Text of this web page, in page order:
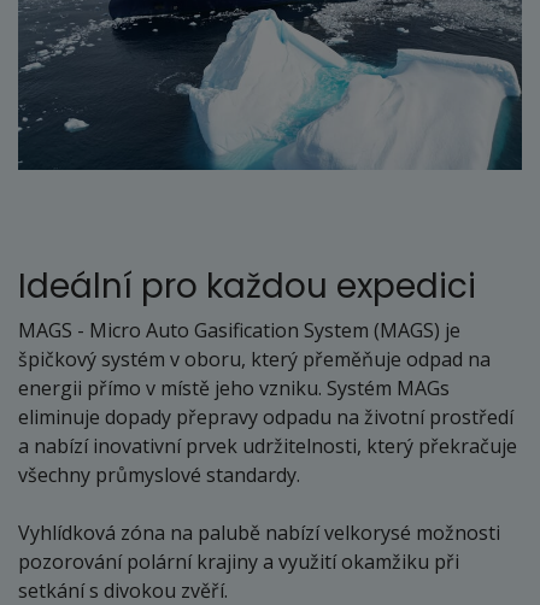
Ideální pro každou expedici
MAGS - Micro Auto Gasification System (MAGS) je
špičkový systém v oboru, který přeměňuje odpad na
energii přímo v místě jeho vzniku. Systém MAGs
eliminuje dopady přepravy odpadu na životní prostředí
a nabízí inovativní prvek udržitelnosti, který překračuje
všechny průmyslové standardy.
Vyhlídková zóna na palubě nabízí velkorysé možnosti
pozorování polární krajiny a využití okamžiku při
setkání s divokou zvěří.